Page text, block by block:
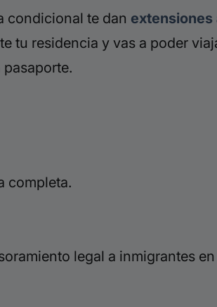
condicional te dan
tu residencia y vas a poder
completa.
legal a inmigrantes